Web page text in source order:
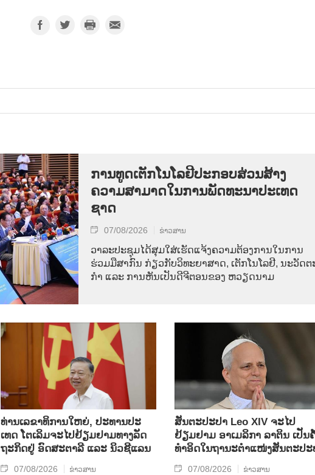
ການ​ທູດ​ເຕັກ​ໂນ​ໂລ​ຢີ​ປະ​ກອບ​ສ່ວນ​ສ້າງ​
ຄວາມ​ສາ​ມາດ​ໃນ​ການ​ພັດ​ທະ​ນາ​ປະ​ເທດ​
ຊາດ
07/08/2026 ຂ່າວສານ
ວາ​ລະ​ປະ​ຊຸມ​ໄດ້​ສຸມ​ໃສ່​ເຮັດ​ແຈ້ງ​ຄວາມ​ຕ້ອງ​ການ​ໃນ​ການ​
ຮ່ວມ​ມື​ສາ​ກົນ ກ່ຽວ​ກັບ​ວິ​ທະ​ຍາ​ສາດ, ເຕັກ​ໂນ​ໂລ​ຢີ, ນະ​ວັດ​ຕ
ກຳ ແລະ ການ​ຫັນ​ເປັນ​ດີ​ຈີ​ຕອນ​ຂອງ ຫວຽດ​ນາມ
ທ່ານ​ເລ​ຂາ​ທິ​ການ​ໃຫຍ່, ປ​ະ​ທານ​ປະ​
ເທດ ໂຕ​ເລິມ​ຈະ​ໄປ​ຢ້ຽມ​ຢາມ​ທາງ​ລັດ​
ຖະ​ກິດ​ຢູ່ ອົດ​ສະ​ຕາ​ລີ ແລະ ນິວ​ຊີ​ແລນ
07/08/2026 ຂ່າວສານ
ສັນຕະປະປາ Leo XIV ຈະໄປ
ຢ້ຽມຢາມ ອາເມລິກາ ລາຕິນ ເປັນ
ທຳອິດໃນຖານະຕຳແໜ່ງສັນຕະປະ
07/08/2026 ຂ່າວສານ